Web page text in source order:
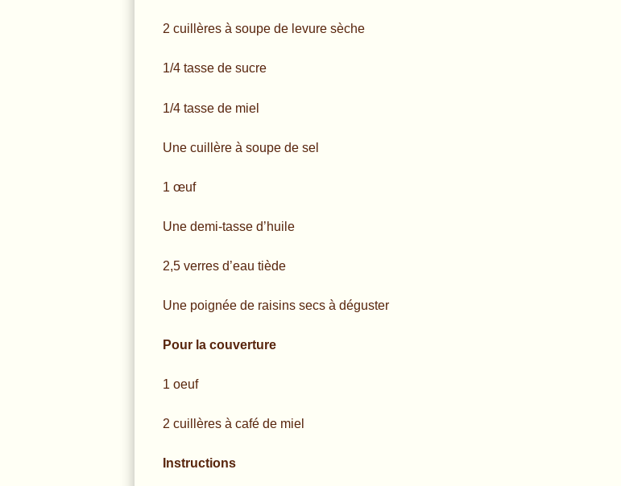
2 cuillères à soupe de levure sèche
1/4 tasse de sucre
1/4 tasse de miel
Une cuillère à soupe de sel
1 œuf
Une demi-tasse d’huile
2,5 verres d’eau tiède
Une poignée de raisins secs à déguster
Pour la couverture
1 oeuf
2 cuillères à café de miel
Instructions